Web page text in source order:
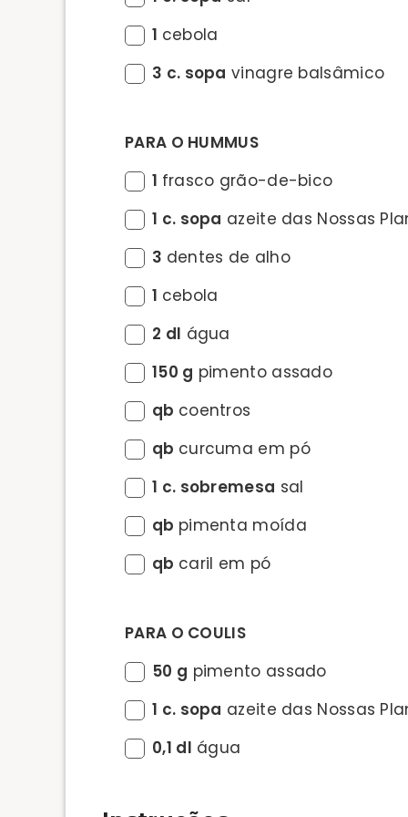
1 cebola
3 c. sopa vinagre balsâmico
PARA O HUMMUS
1 frasco grão-de-bico
1 c. sopa azeite das Nossas
3 dentes de alho
1 cebola
2 dl água
150 g pimento assado
qb coentros
qb curcuma em pó
1 c. sobremesa sal
qb pimenta moída
qb caril em pó
PARA O COULIS
50 g pimento assado
1 c. sopa azeite das Nossas
0,1 dl água